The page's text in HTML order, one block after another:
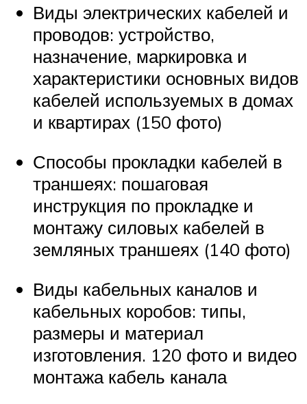
Виды электрических кабелей и
проводов: устройство,
назначение, маркировка и
характеристики основных видов
кабелей используемых в домах
и квартирах (150 фото)
Способы прокладки кабелей в
траншеях: пошаговая
инструкция по прокладке и
монтажу силовых кабелей в
земляных траншеях (140 фото)
Виды кабельных каналов и
кабельных коробов: типы,
размеры и материал
изготовления. 120 фото и видео
монтажа кабель канала